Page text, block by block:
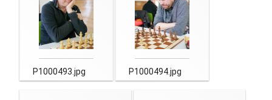
P1000493.jpg P1000494.jpg